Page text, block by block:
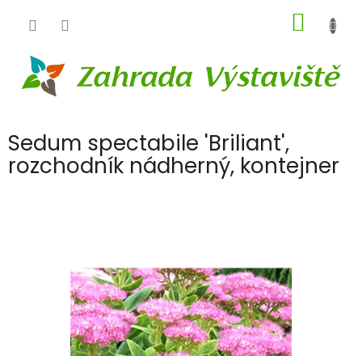
KOŠÍK
Sedum spectabile 'Briliant',
rozchodník nádherný, kontejner